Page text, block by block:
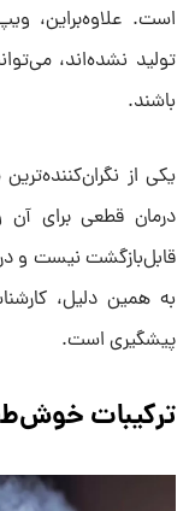
است. علاوه‌براین،
تولید نشده‌اند،
باشند.
یکی از
درمان قطعی برای آن
قابل‌بازگشت نیست و
به‌ همین دلیل،
پیشگیری است.
ترکیبات